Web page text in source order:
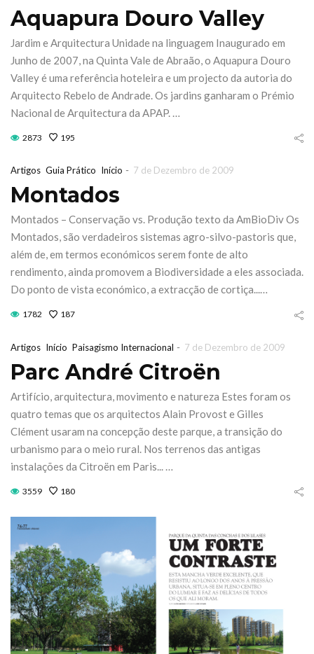
Aquapura Douro Valley
Jardim e Arquitectura Unidade na linguagem Inaugurado em
Junho de 2007, na Quinta Vale de Abraão, o Aquapura Douro
Valley é uma referência hoteleira e um projecto da autoria do
Arquitecto Rebelo de Andrade. Os jardins ganharam o Prémio
Nacional de Arquitectura da APAP. …
2873 195
Artigos Guia Prático Início - 7 de Dezembro de 2009
Montados
Montados – Conservação vs. Produção texto da AmBioDiv Os
Montados, são verdadeiros sistemas agro-silvo-pastoris que,
além de, em termos económicos serem fonte de alto
rendimento, ainda promovem a Biodiversidade a eles associada.
Do ponto de vista económico, a extracção de cortiça...…
1782 187
Artigos Início Paisagismo Internacional - 7 de Dezembro de 2009
Parc André Citroën
Artifício, arquitectura, movimento e natureza Estes foram os
quatro temas que os arquitectos Alain Provost e Gilles
Clément usaram na concepção deste parque, a transição do
urbanismo para o meio rural. Nos terrenos das antigas
instalações da Citroën em Paris... …
3559 180